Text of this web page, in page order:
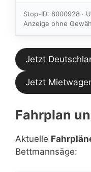
Stop-ID: 8000928 ·
Anzeige ohne
Jetzt
Jetzt
Fahrplan
Aktuelle
Bettmannsäge: